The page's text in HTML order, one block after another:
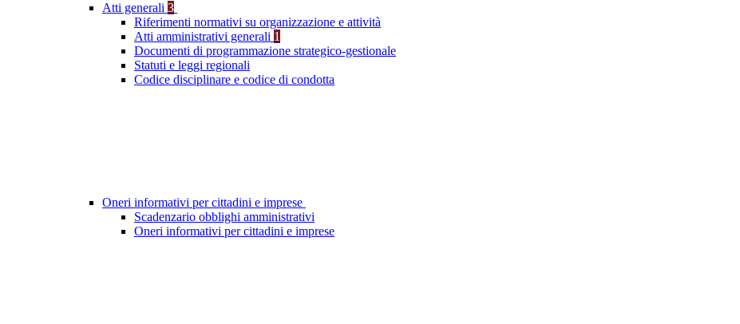
Atti generali 3
Riferimenti normativi su organizzazione e attività
Atti amministrativi generali 1
Documenti di programmazione strategico-gestionale
Statuti e leggi regionali
Codice disciplinare e codice di condotta
Oneri informativi per cittadini e imprese
Scadenzario obblighi amministrativi
Oneri informativi per cittadini e imprese